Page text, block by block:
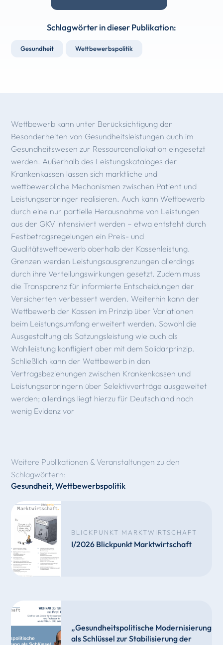
Schlagwörter in dieser Publikation:
Gesundheit Wettbewerbspolitik
Wettbewerb kann unter Berücksichtigung der
Besonderheiten von Gesundheitsleistungen auch im
Gesundheitswesen zur Ressourcenallokation eingesetzt
werden. Außerhalb des Leistungskataloges der
Krankenkassen lassen sich marktliche und
wettbewerbliche Mechanismen zwischen Patient und
Leistungserbringer realisieren. Auch kann Wettbewerb
durch eine nur partielle Herausnahme von Leistungen
aus der GKV intensiviert werden – etwa entsteht durch
Festbetragsregelungen ein Preis- und
Qualitätswettbewerb oberhalb der Kassenleistung.
Grenzen werden Leistungsausgrenzungen allerdings
durch ihre Verteilungswirkungen gesetzt. Zudem muss
die Transparenz für informierte Entscheidungen der
Versicherten verbessert werden. Weiterhin kann der
Wettbewerb der Kassen im Prinzip über Variationen
beim Leistungsumfang erweitert werden. Sowohl die
Ausgestaltung als Satzungsleistung wie auch als
Wahlleistung konfligiert aber mit dem Solidarprinzip.
Schließlich kann der Wettbewerb in den
Vertragsbeziehungen zwischen Krankenkassen und
Leistungserbringern über Selektivverträge ausgeweitet
werden; allerdings liegt hierzu für Deutschland noch
wenig Evidenz vor
Weitere Publikationen & Veranstaltungen zu den
Schlagwörtern:
Gesundheit,Wettbewerbspolitik
BLICKPUNKT MARKTWIRTSCHAFT
I/2026 Blickpunkt Marktwirtschaft
„Gesundheitspolitische Modernisierung
als Schlüssel zur Stabilisierung der